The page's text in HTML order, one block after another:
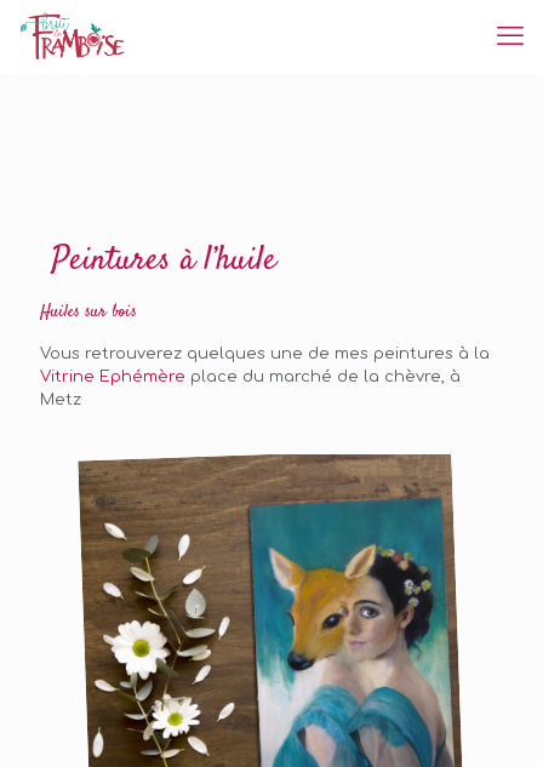
Peintures à l’huile
Huiles sur bois
Vous retrouverez quelques une de mes peintures à la
Vitrine Ephémère place du marché de la chèvre, à
Metz